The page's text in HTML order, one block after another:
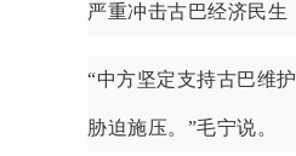
严重冲击古巴经济民生
“中方坚定支持古巴维
胁迫施压。”毛宁说。